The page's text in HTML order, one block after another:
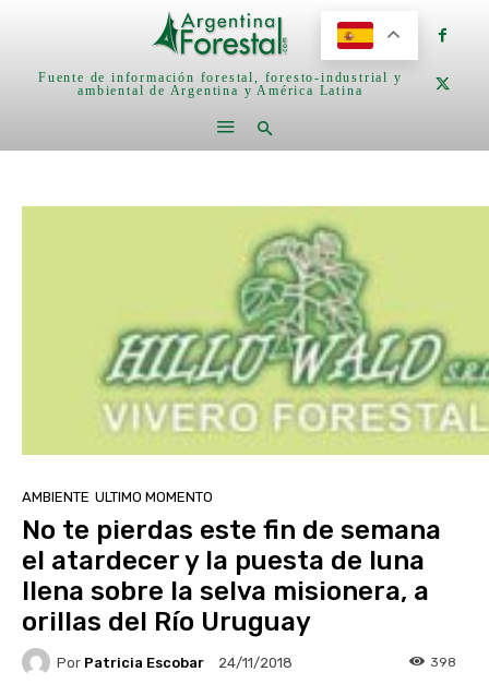
Fuente de información forestal, foresto-industrial y
ambiental de Argentina y América Latina
AMBIENTE ULTIMO MOMENTO
No te pierdas este fin de semana
el atardecer y la puesta de luna
llena sobre la selva misionera, a
orillas del Río Uruguay
Por Patricia Escobar 24/11/2018 398